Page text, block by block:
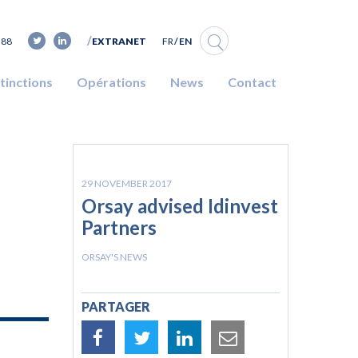
EXTRANET FR EN
Opérations News Contact
29 NOVEMBER 2017
Orsay advised Idinvest
Partners
ORSAY'S NEWS
PARTAGER